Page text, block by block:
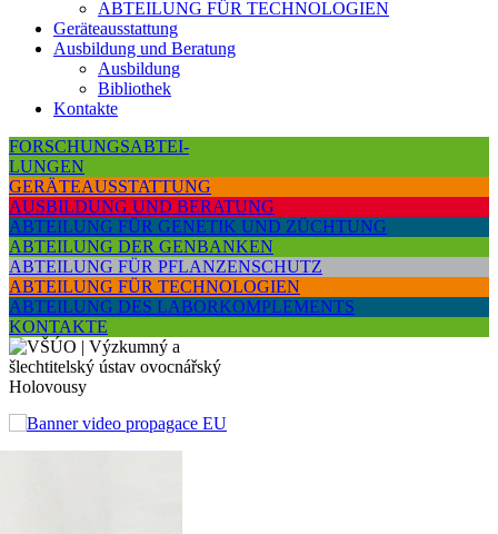
ABTEILUNG FÜR TECHNOLOGIEN
Geräteausstattung
Ausbildung und Beratung
Ausbildung
Bibliothek
Kontakte
FORSCHUNGSABTEI-
LUNGEN
GERÄTEAUSSTATTUNG
AUSBILDUNG UND BERATUNG
ABTEILUNG FÜR GENETIK UND ZÜCHTUNG
ABTEILUNG DER GENBANKEN
ABTEILUNG FÜR PFLANZENSCHUTZ
ABTEILUNG FÜR TECHNOLOGIEN
ABTEILUNG DES LABORKOMPLEMENTS
KONTAKTE